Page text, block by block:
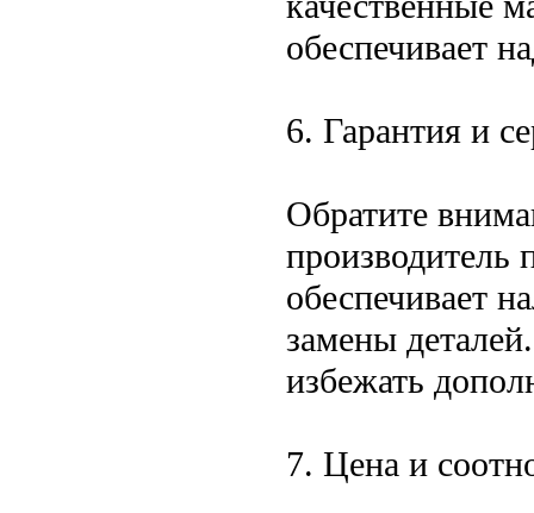
обеспечивает
6. Гарантия и
Обратите
производитель
обеспечивает
замены
избежать
7. Цена и